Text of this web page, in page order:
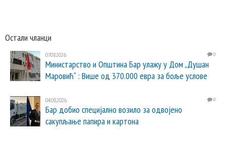
Остали чланци
07.08.2026. 0
Министарство и Општина Бар улажу у Дом „Душан
Маровић“ : Више од 370.000 евра за боље услове
04.08.2026. 0
Бар добио специјално возило за одвојено
сакупљање папира и картона